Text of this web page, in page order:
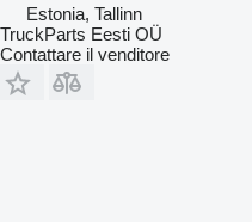
Estonia, Tallinn
TruckParts Eesti OÜ
Contattare il venditore